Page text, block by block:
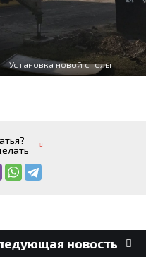
Установка новой стелы
новость